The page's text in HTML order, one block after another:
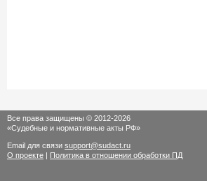
Все права защищены © 2012-2026
«Судебные и нормативные акты РФ»
Email для связи support@sudact.ru
О проекте | Политика в отношении обработки ПД